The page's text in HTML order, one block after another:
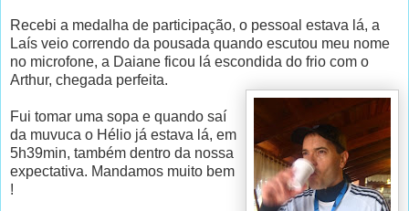
Recebi a medalha de participação, o pessoal estava lá, a
Laís veio correndo da pousada quando escutou meu nome
no microfone, a Daiane ficou lá escondida do frio com o
Arthur, chegada perfeita.
Fui tomar uma sopa e quando saí
da muvuca o Hélio já estava lá, em
5h39min, também dentro da nossa
expectativa. Mandamos muito bem
!